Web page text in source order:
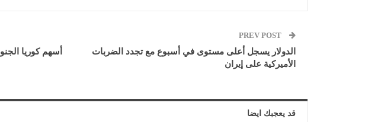
الدولار يسجل أعلى مستوى في أسبوع مع تجدد الضربات
الأميركية على إيران
قد يعجبك ايضا